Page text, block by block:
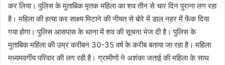
कर लिया। पुलिस के मुताबिक मृतक महिला का शव तीन से चार दिन पुराना लग रहा
है। महिला की हत्या कर साक्ष्य मिटाने की नीयत से बाेरे में डाल नहर में फेंक दिया
गया हाेगा। पुलिस आसपास के थाना में शव की सूचना भेज दी है। पुलिस के
मुताबिक महिला की उम्र करीबन 30-35 वर्ष के करीब बताया जा रहा है। महिला
मध्यमवर्गीय परिवार की लग रही है। ग्रामीणाें ने अशंका जताई की महिला के साथ